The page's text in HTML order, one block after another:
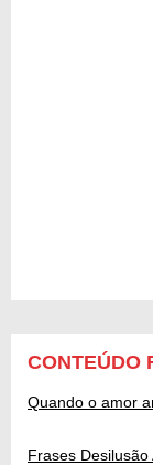
CONTEÚDO
Quando o amor
Frases Desilusão